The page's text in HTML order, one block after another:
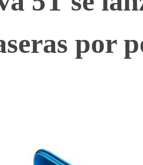
por